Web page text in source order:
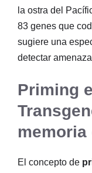
la ostra del
83 genes que
sugiere una
detectar
Priming
El concepto de